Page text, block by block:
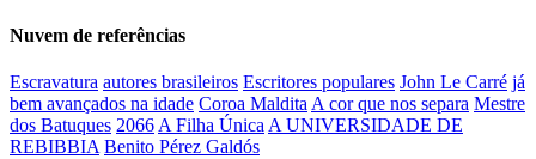
Nuvem de referências
Escravatura autores brasileiros Escritores populares John Le Carré já
bem avançados na idade Coroa Maldita A cor que nos separa Mestre
dos Batuques 2066 A Filha Única A UNIVERSIDADE DE
REBIBBIA Benito Pérez Galdós